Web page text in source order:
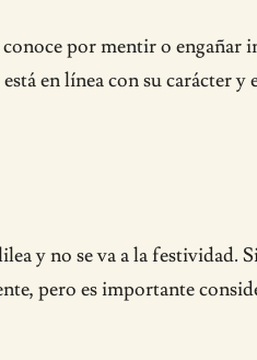
por mentir o engañar
en línea con su carácter y
y no se va a la festividad.
pero es importante